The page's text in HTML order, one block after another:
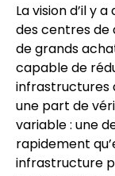
La vision d’il y
des centres de
de grands
capable de
infrastructures
une part de
variable : une
rapidement
infrastructure